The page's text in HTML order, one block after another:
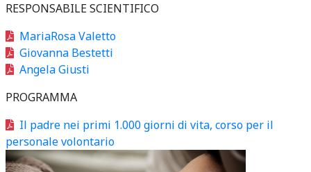
RESPONSABILE SCIENTIFICO
MariaRosa Valetto
Giovanna Bestetti
Angela Giusti
PROGRAMMA
Il padre nei primi 1.000 giorni di vita, corso per il
personale volontario